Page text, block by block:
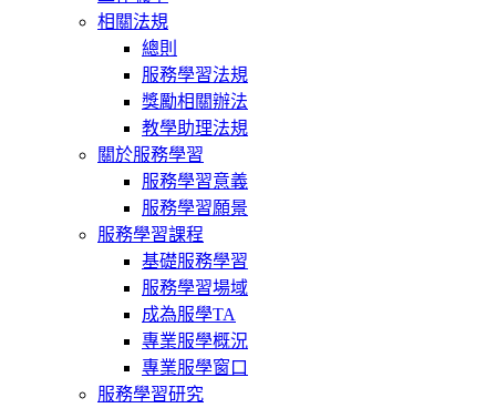
相關法規
總則
服務學習法規
獎勵相關辦法
教學助理法規
關於服務學習
服務學習意義
服務學習願景
服務學習課程
基礎服務學習
服務學習場域
成為服學TA
專業服學概況
專業服學窗口
服務學習研究